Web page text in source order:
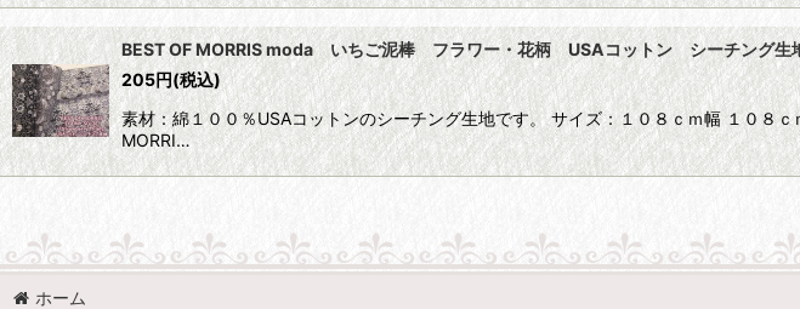
BEST OF MORRIS moda いちご泥棒 フラワー・花柄 USAコットン シーチング生
205円(税込)
素材：綿１００％USAコットンのシーチング生地です。 サイズ：１０８ｃｍ幅 １０８
MORRI…
ホーム